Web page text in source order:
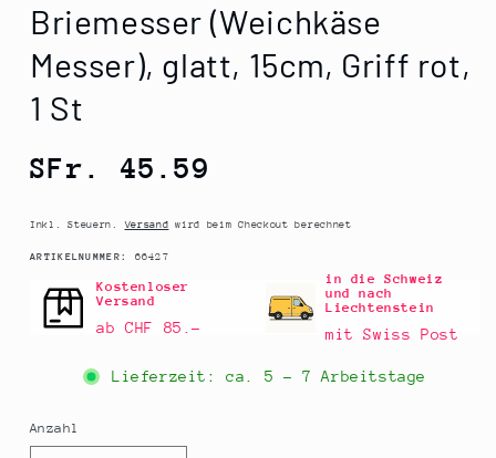
Briemesser (Weichkäse
Messer), glatt, 15cm, Griff rot,
1 St
Normaler
SFr. 45.59
Inkl. Steuern.Versand wird beim Checkout berechnet
ARTIKELNUMMER: SKU:
66427
Kostenloser
Versand
ab CHF 85.–
in die Schweiz
und nach
Liechtenstein
mit Swiss Post
Lieferzeit: ca. 5 - 7 Arbeitstage
Anzahl
Anzahl